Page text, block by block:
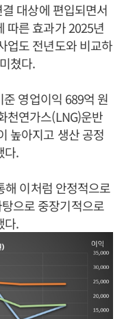
대상에 편입되면서
따른 효과가 2025년
업도 전년도와 비교하
쳤다.
영업이익 689억 원
천연가스(LNG)운반
높아지고 생산 공정
다.
해 이처럼 안정적으로
으로 중장기적으로
다.